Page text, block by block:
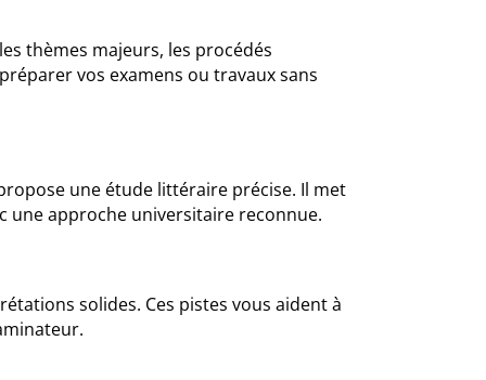
thèmes majeurs, les procédés
vos examens ou travaux sans
une étude littéraire précise. Il met
une approche universitaire reconnue.
solides. Ces pistes vous aident à